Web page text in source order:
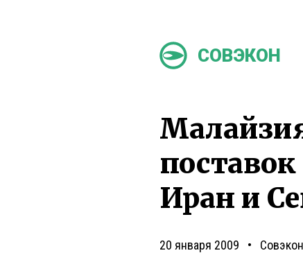
СОВЭКОН
Иран и
20 января 2009 Совэкон